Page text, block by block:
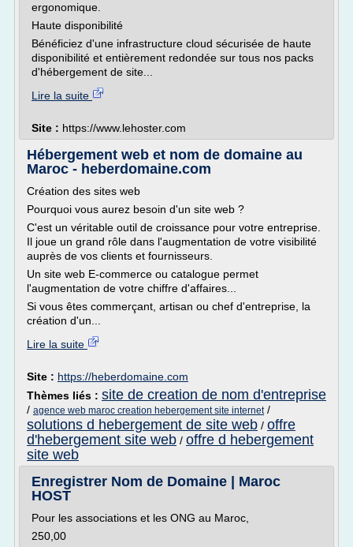
ergonomique.
Haute disponibilité
Bénéficiez d'une infrastructure cloud sécurisée de haute
disponibilité et entièrement redondée sur tous nos packs
d'hébergement de site...
Lire la suite
Site : https://www.lehoster.com
Hébergement web et nom de domaine au
Maroc - heberdomaine.com
Création des sites web
Pourquoi vous aurez besoin d'un site web ?
C'est un véritable outil de croissance pour votre entreprise.
Il joue un grand rôle dans l'augmentation de votre visibilité
auprès de vos clients et fournisseurs.
Un site web E-commerce ou catalogue permet
l'augmentation de votre chiffre d'affaires...
Si vous êtes commerçant, artisan ou chef d'entreprise, la
création d'un...
Lire la suite
Site : https://heberdomaine.com
Thèmes liés : site de creation de nom d'entreprise
/ agence web maroc creation hebergement site internet/
solutions d hebergement de site web / offre
d'hebergement site web / offre d hebergement
site web
Enregistrer Nom de Domaine | Maroc
HOST
Pour les associations et les ONG au Maroc,
250,00